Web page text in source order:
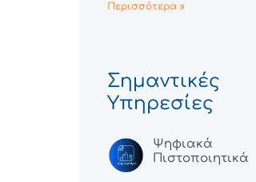
Περισσότερα »
Σημαντικές
Υπηρεσίες
Ψηφιακά
Πιστοποιητικά